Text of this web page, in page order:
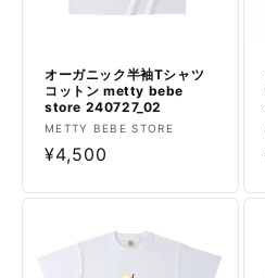
オーガニック半袖Tシャツ
コットン metty bebe
store 240727_02
販
売
METTY BEBE STORE
通
¥4,500